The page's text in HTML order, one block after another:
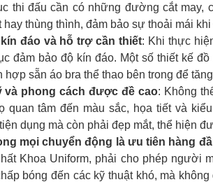
thi đấu cần có những đường cắt may,
hay thùng thình, đảm bảo sự thoải mái
đáo và hỗ trợ cần thiết: Khi thực
đảm bảo độ kín đáo. Một số thiết kế
hợp sẵn áo bra thể thao bên trong để
và phong cách được đề cao: Không
quan tâm đến màu sắc, họa tiết và
dụng mà còn phải đẹp mắt, thể hiện
mọi chuyển động là ưu tiên hàng
Khoa Uniform, phải cho phép người
bóng đến các kỹ thuật khó, mà